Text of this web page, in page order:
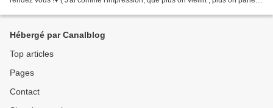
Hébergé par Canalblog
Top articles
Pages
Contact